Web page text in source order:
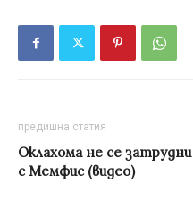
предишна статия
Оклахома не се затрудни
с Мемфис (видео)